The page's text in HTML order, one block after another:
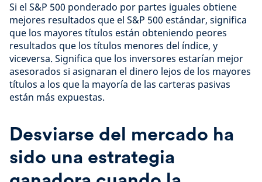
Si el S&P 500 ponderado por partes iguales obtiene
mejores resultados que el S&P 500 estándar, significa
que los mayores títulos están obteniendo peores
resultados que los títulos menores del índice, y
viceversa. Significa que los inversores estarían mejor
asesorados si asignaran el dinero lejos de los mayores
títulos a los que la mayoría de las carteras pasivas
están más expuestas.
Desviarse del mercado ha
sido una estrategia